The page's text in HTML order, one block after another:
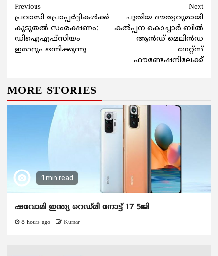
Continue
Reading
Previous
പ്രവാസി പ്രോപ്പര്‍ട്ടികള്‍ക്ക്
കൂടുതല്‍ സംരക്ഷണം:
ഡിഐഎഫ്‌സിയം
ഇമാറും ഒന്നിക്കുന്നു
Next
പുതിയ ദൗത്യവുമായി
കല്‍പ്പന കൊച്ചാര്‍ ബില്‍
ആന്‍ഡ് മെലിന്‍ഡ
ഗേറ്റ്സ്
ഫൗണ്ടേഷനിലേക്ക്
MORE STORIES
1 min read
ഷവോമി ഇന്ത്യ റെഡ്മി നോട്ട് 17 5ജി
8 hours ago Kumar